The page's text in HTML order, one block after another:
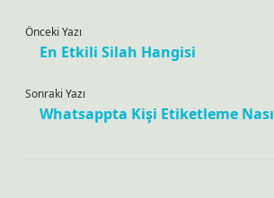
Önceki Yazı
En Etkili Silah Hangisi
Sonraki Yazı
Whatsappta Kişi Etiketleme